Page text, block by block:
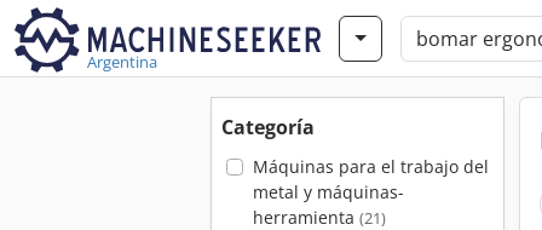
Argentina
Categoría
Máquinas para el trabajo del
metal y máquinas-
herramienta (21)